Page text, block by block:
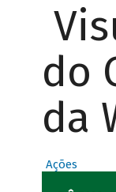
do
da
Ações